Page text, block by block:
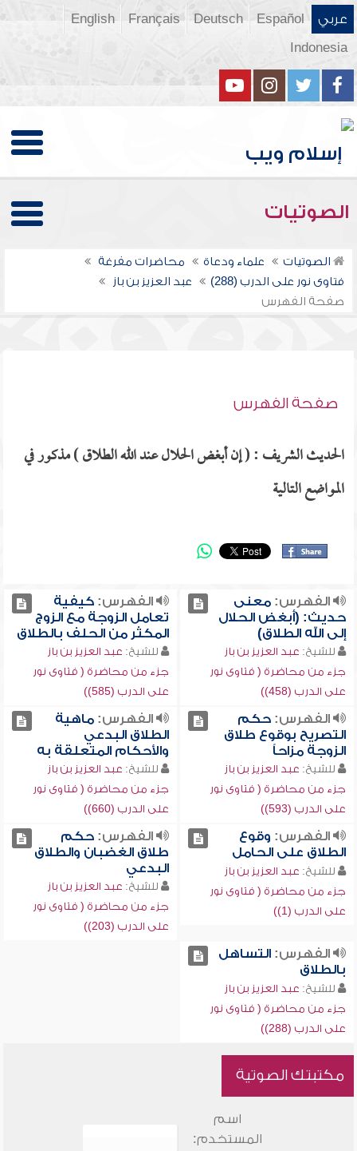
عربي Español
Deutsch
Français
English
Indonesia
الصوتيات
الصوتيات علماء ودعاة
محاضرات مفرغة
فتاوى نور على الدرب (288)
عبد العزيز بن باز
صفحة الفهرس
صفحة الفهرس
الحديث الشريف : ( إن أبغض الحلال عند الله الطلاق ) مذكور في
المواضع التالية
الفهرس:معنى
حديث: (أبغض الحلال
إلى الله الطلاق)
للشيخ: عبد العزيز بن باز
جزء من محاضرة ( فتاوى نور
على الدرب (458))
الفهرس:كيفية
تعامل الزوجة مع الزوج
المكثر من الحلف بالطلاق
للشيخ: عبد العزيز بن باز
جزء من محاضرة ( فتاوى نور
على الدرب (585))
الفهرس:حكم
التصريح بوقوع طلاق
الزوجة مزاحاً
للشيخ: عبد العزيز بن باز
جزء من محاضرة ( فتاوى نور
على الدرب (593))
الفهرس:ماهية
الطلاق البدعي
والأحكام المتعلقة به
للشيخ: عبد العزيز بن باز
جزء من محاضرة ( فتاوى نور
على الدرب (660))
الفهرس: وقوع
الطلاق على الحامل
للشيخ: عبد العزيز بن باز
جزء من محاضرة ( فتاوى نور
على الدرب (1))
الفهرس:حكم
طلاق الغضبان والطلاق
البدعي
للشيخ: عبد العزيز بن باز
جزء من محاضرة ( فتاوى نور
على الدرب (203))
الفهرس:التساهل
بالطلاق
للشيخ: عبد العزيز بن باز
جزء من محاضرة ( فتاوى نور
على الدرب (288))
مكتبتك الصوتية
اسم
المستخدم: